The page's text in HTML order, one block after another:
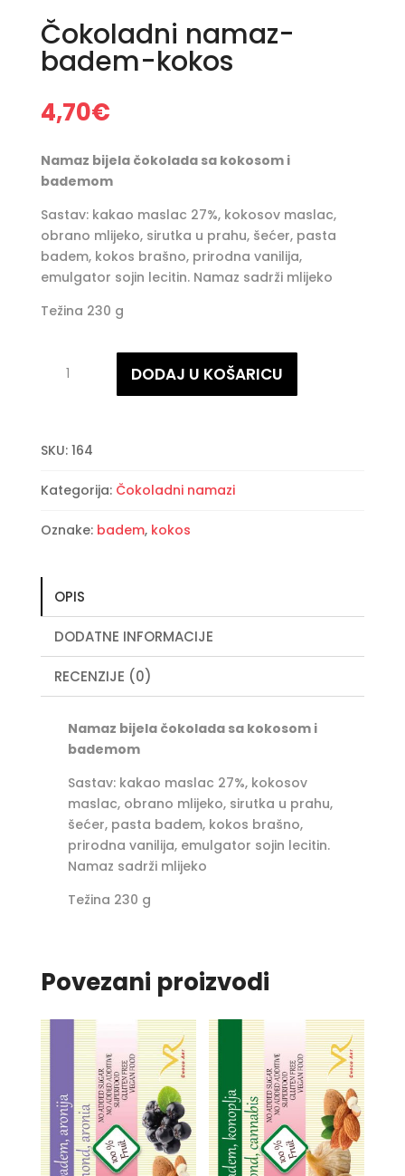
Čokoladni namaz-
badem-kokos
4,70€
Namaz bijela čokolada sa kokosom i
bademom
Sastav: kakao maslac 27%, kokosov maslac,
obrano mlijeko, sirutka u prahu, šećer, pasta
badem, kokos brašno, prirodna vanilija,
emulgator sojin lecitin. Namaz sadrži mlijeko
Težina 230 g
namaz-
količina
DODAJ U KOŠARICU
SKU: 164
Kategorija: Čokoladni namazi
Oznake: badem, kokos
OPIS
DODATNE INFORMACIJE
RECENZIJE (0)
Namaz bijela čokolada sa kokosom i
bademom
Sastav: kakao maslac 27%, kokosov
maslac, obrano mlijeko, sirutka u prahu,
šećer, pasta badem, kokos brašno,
prirodna vanilija, emulgator sojin lecitin.
Namaz sadrži mlijeko
Težina 230 g
Povezani proizvodi